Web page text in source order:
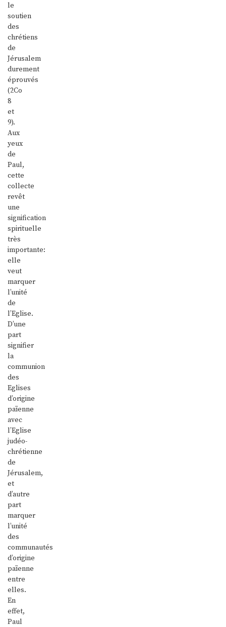
le
soutien
des
chrétiens
de
Jérusalem
durement
éprouvés
(2Co
8
et
9).
Aux
yeux
de
Paul,
cette
collecte
revêt
une
signification
spirituelle
très
importante:
elle
veut
marquer
l’unité
de
l’Eglise.
D’une
part
signifier
la
communion
des
Eglises
d’origine
païenne
avec
l’Eglise
judéo-
chrétienne
de
Jérusalem,
et
d’autre
part
marquer
l’unité
des
communautés
d’origine
païenne
entre
elles.
En
effet,
Paul